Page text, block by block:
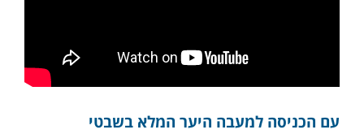
עם הכניסה למעבה היער המלא בשבטי